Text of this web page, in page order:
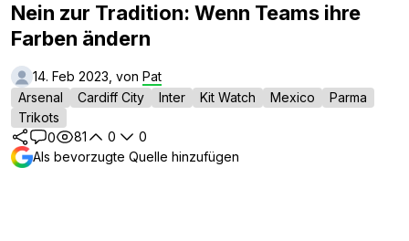
Nein zur Tradition: Wenn Teams ihre
Farben ändern
14. Feb 2023, von Pat
Arsenal
Cardiff City Inter Kit Watch Mexico
Parma
Trikots
0
81 0
0
Als bevorzugte Quelle hinzufügen